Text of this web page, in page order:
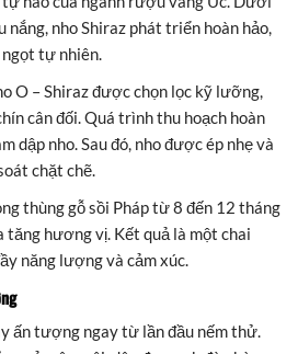
nắng, nho Shiraz phát triển hoàn hảo,
tự nhiên.
O – Shiraz được chọn lọc kỹ lưỡng,
cân đối. Quá trình thu hoạch hoàn
dập nho. Sau đó, nho được ép nhẹ và
chặt chẽ.
thùng gỗ sồi Pháp từ 8 đến 12 tháng
tăng hương vị. Kết quả là một chai
năng lượng và cảm xúc.
ấn tượng ngay từ lần đầu nếm thử.